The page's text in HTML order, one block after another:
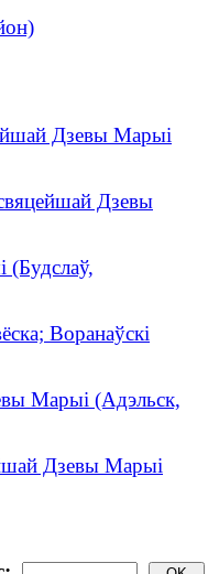
Дзевы Марыі
Дзевы
(Будслаў,
Воранаўскі
Марыі (Адэльск,
Дзевы Марыі